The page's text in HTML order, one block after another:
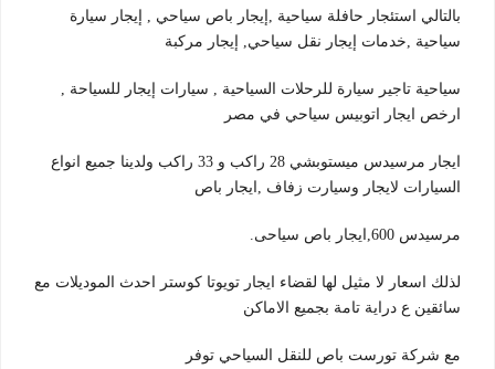
بالتالي استئجار حافلة سياحية ,إيجار باص سياحي , إيجار سيارة
سياحية ,خدمات إيجار نقل سياحي, إيجار مركبة
سياحية تاجير سيارة للرحلات السياحية , سيارات إيجار للسياحة ,
ارخص ايجار اتوبيس سياحي في مصر
ايجار مرسيدس ميستوبشي 28 راكب و 33 راكب ولدينا جميع انواع
السيارات لايجار وسيارت زفاف ,ايجار باص
مرسيدس 600,ايجار باص سياحى.
لذلك اسعار لا مثيل لها لقضاء ايجار تويوتا كوستر احدث الموديلات مع
سائقين ع دراية تامة بجميع الاماكن
مع شركة تورست باص للنقل السياحي توفر